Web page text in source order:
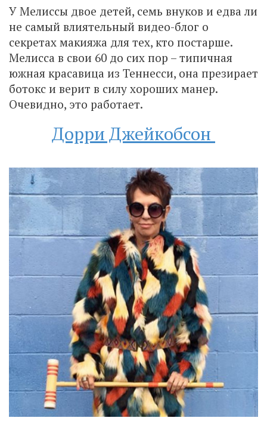
У Мелиссы двое детей, семь внуков и едва ли
не самый влиятельный видео-блог о
секретах макияжа для тех, кто постарше.
Мелисса в свои 60 до сих пор – типичная
южная красавица из Теннесси, она презирает
ботокс и верит в силу хороших манер.
Очевидно, это работает.
Дорри Джейкобсон